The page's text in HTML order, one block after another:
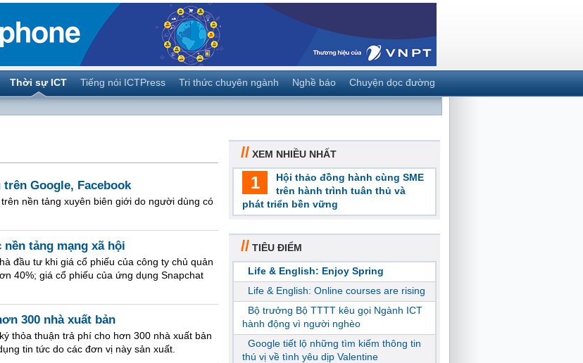
Thời sự ICT Tiếng nói ICTPress Tri thức chuyên ngành Nghề báo Chuyện dọc đường
Google, Facebook
nền tảng xuyên biên giới do người dùng có
tảng mạng xã hội
đầu tư khi giá cổ phiếu của công ty chủ quản
40%; giá cổ phiếu của ứng dụng Snapchat
300 nhà xuất bản
thỏa thuận trả phí cho hơn 300 nhà xuất bản
tin tức do các đơn vị này sản xuất.
// XEM NHIỀU NHẤT
1
Hội thảo đồng hành cùng SME
trên hành trình tuân thủ và
phát triển bền vững
// TIÊU ĐIỂM
Life & English: Enjoy Spring
Life & English: Online courses are rising
Bộ trưởng Bộ TTTT kêu gọi Ngành ICT
hành động vì người nghèo
Google tiết lộ những tìm kiếm thông tin
thú vị về tình yêu dịp Valentine